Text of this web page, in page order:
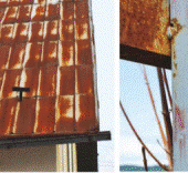
řezy,